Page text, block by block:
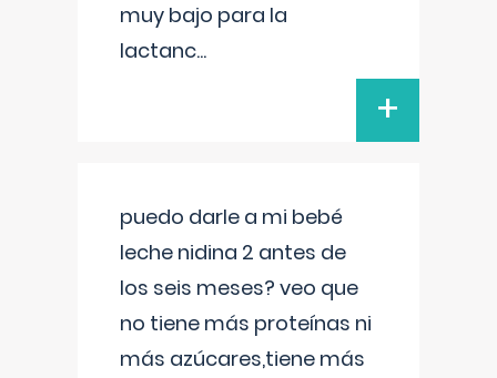
muy bajo para la
lactanc...
+
puedo darle a mi bebé
leche nidina 2 antes de
los seis meses? veo que
no tiene más proteínas ni
más azúcares,tiene más